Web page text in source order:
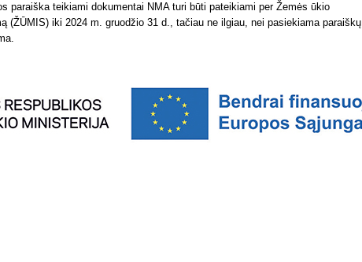
paraiška teikiami dokumentai NMA turi būti pateikiami per Žemės ūkio
(ŽŪMIS) iki 2024 m. gruodžio 31 d., tačiau ne ilgiau, nei pasiekiama paraiškų